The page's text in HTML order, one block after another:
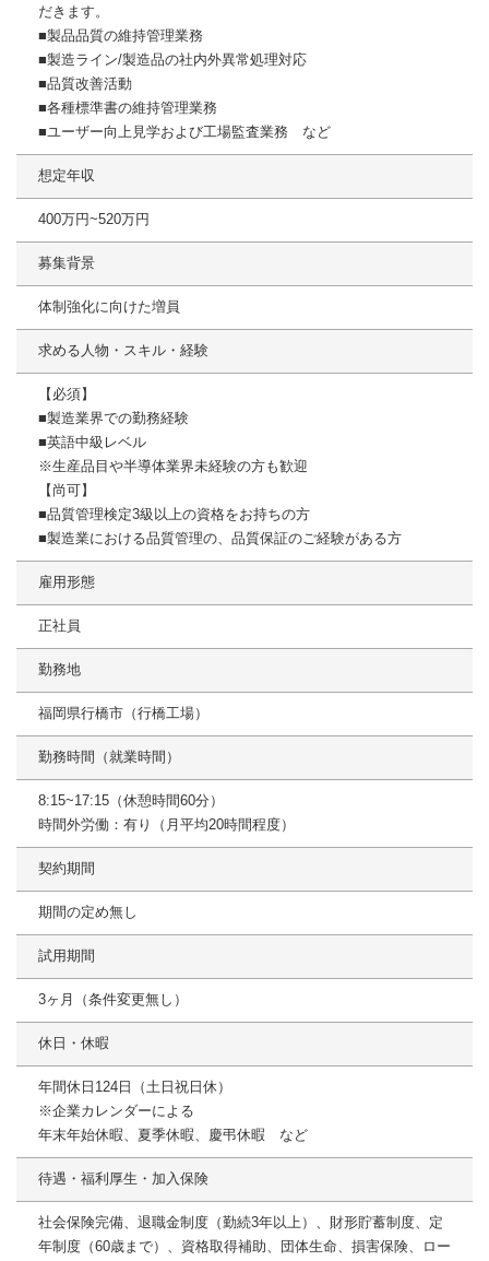
だきます。
■製品品質の維持管理業務
■製造ライン/製造品の社内外異常処理対応
■品質改善活動
■各種標準書の維持管理業務
■ユーザー向上見学および工場監査業務 など
想定年収
400万円~520万円
募集背景
体制強化に向けた増員
求める人物・スキル・経験
【必須】
■製造業界での勤務経験
■英語中級レベル
※生産品目や半導体業界未経験の方も歓迎
【尚可】
■品質管理検定3級以上の資格をお持ちの方
■製造業における品質管理の、品質保証のご経験がある方
雇用形態
正社員
勤務地
福岡県行橋市（行橋工場）
勤務時間（就業時間）
8:15~17:15（休憩時間60分）
時間外労働：有り（月平均20時間程度）
契約期間
期間の定め無し
試用期間
3ヶ月（条件変更無し）
休日・休暇
年間休日124日（土日祝日休）
※企業カレンダーによる
年末年始休暇、夏季休暇、慶弔休暇 など
待遇・福利厚生・加入保険
社会保険完備、退職金制度（勤続3年以上）、財形貯蓄制度、定
年制度（60歳まで）、資格取得補助、団体生命、損害保険、ロー